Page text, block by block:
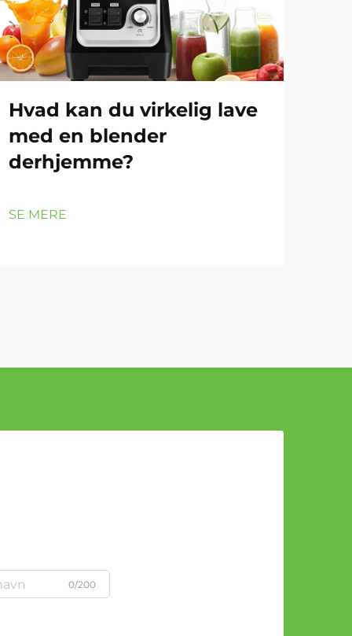
Hvad kan du virkelig lave
med en blender
derhjemme?
SE MERE
0/200